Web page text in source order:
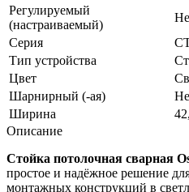
Регулируемый
(настраиваемый)
Серия
Тип устройства
Цвет
Шарнирный (-ая)
Ширина
Описание
Стойка потолочная сварная
простое и надёжное решение
монтажных конструкций в